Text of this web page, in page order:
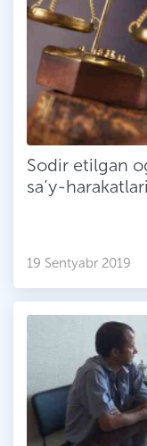
Sodir etilgan
sa’y-
19 Sentyabr 2019